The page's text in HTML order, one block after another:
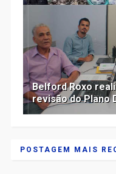
Belford Roxo
revisão do Plano
POSTAGEM MAIS